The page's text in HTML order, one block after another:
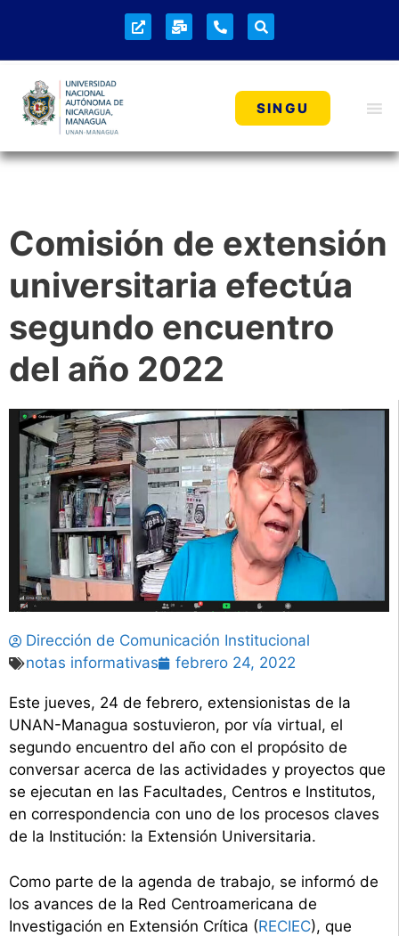
SINGU
Comisión de extensión
universitaria efectúa
segundo encuentro
del año 2022
Dirección de Comunicación Institucional
notas informativas
febrero 24, 2022
Este jueves, 24 de febrero, extensionistas de la
UNAN-Managua sostuvieron, por vía virtual, el
segundo encuentro del año con el propósito de
conversar acerca de las actividades y proyectos que
se ejecutan en las Facultades, Centros e Institutos,
en correspondencia con uno de los procesos claves
de la Institución: la Extensión Universitaria.
Como parte de la agenda de trabajo, se informó de
los avances de la Red Centroamericana de
Investigación en Extensión Crítica (RECIEC), que